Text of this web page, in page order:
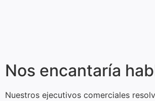
Nos encantaría
Nuestros ejecutivos comerciales